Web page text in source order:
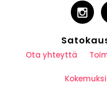
Ota yhteyttä